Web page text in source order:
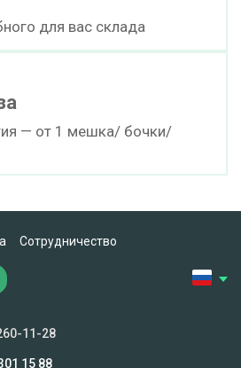
для вас склада
— от 1 мешка/ бочки/
Сотрудничество
11-28
15 88